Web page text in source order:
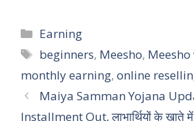
Categories
Earning
Tags
beginners, Meesho,
monthly earning, online
Maiya Samman Yojana
Installment Out, लाभार्थियों के खाते